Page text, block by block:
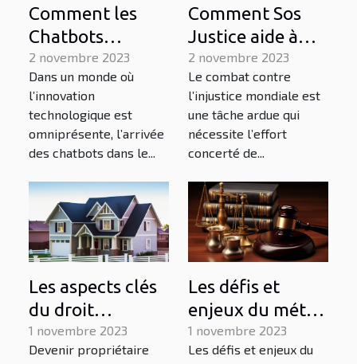
Comment les
Chatbots
transforment-ils
le monde des
affaires?
2 novembre 2023
Dans un monde où
l’innovation
technologique est
omniprésente, l’arrivée
des chatbots dans le...
Comment Sos
Justice aide à
lutter contre
l'injustice
mondiale
2 novembre 2023
Le combat contre
l’injustice mondiale est
une tâche ardue qui
nécessite l’effort
concerté de...
Les aspects clés
du droit
immobilier que
tout propriétaire
1 novembre 2023
Devenir propriétaire
Les défis et
enjeux du métier
d'avocat à Paris
1 novembre 2023
Les défis et enjeux du